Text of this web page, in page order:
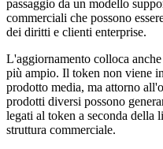
passaggio da un modello
commerciali che possono
dei diritti e clienti enterprise.
L'aggiornamento colloca
più ampio. Il token non viene
prodotto media, ma attorno
prodotti diversi possono
legati al token a seconda della
struttura commerciale.